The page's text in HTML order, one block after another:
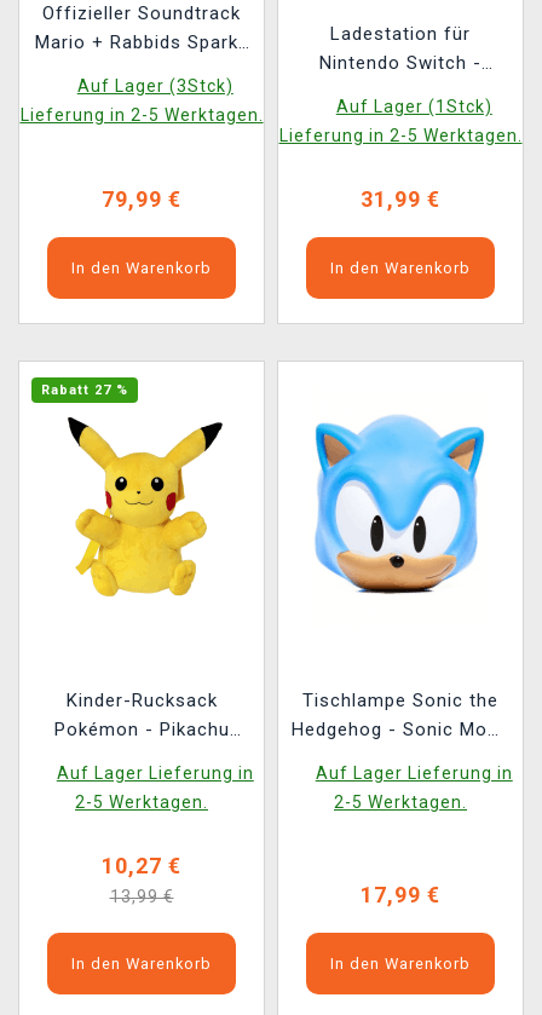
Offizieller Soundtrack
Mario + Rabbids Sparks
Auf Lager (3Stck)
Lieferung in 2-5 Werktagen.
79,99 €
In den Warenkorb
Ladestation für
Nintendo Switch -
Auf Lager (1Stck)
Lieferung in 2-5 Werktagen.
31,99 €
In den Warenkorb
Rabatt 27 %
Kinder-Rucksack
Pokémon - Pikachu
Auf Lager Lieferung in
2-5 Werktagen.
10,27 €
13,99 €
In den Warenkorb
Tischlampe Sonic the
Hedgehog - Sonic Mood
Auf Lager Lieferung in
2-5 Werktagen.
17,99 €
In den Warenkorb